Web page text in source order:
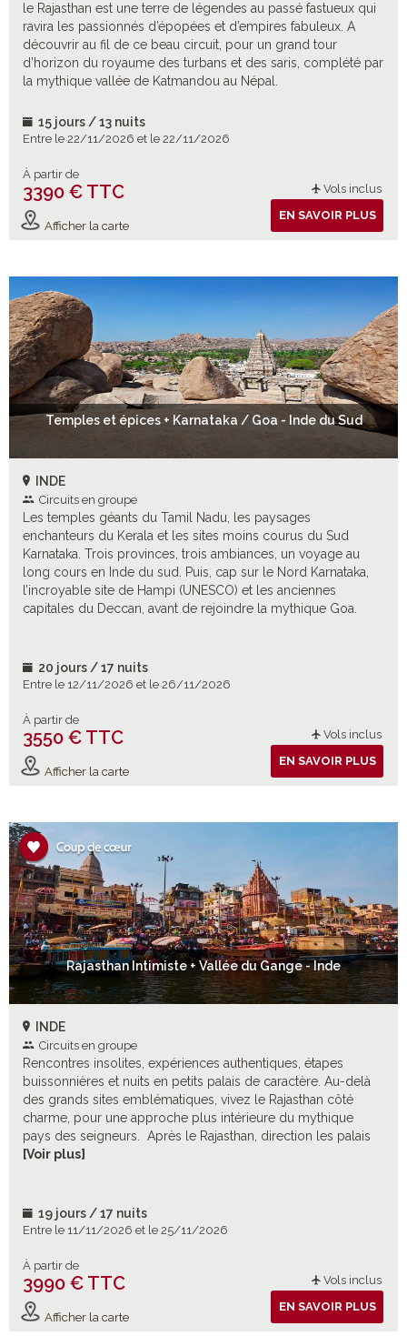
le Rajasthan est une terre de légendes au passé fastueux qui
ravira les passionnés d’épopées et d’empires fabuleux. A
découvrir au fil de ce beau circuit, pour un grand tour
d’horizon du royaume des turbans et des saris, complété par
la mythique vallée de Katmandou au Népal.
15 jours / 13 nuits
Entre le 22/11/2026 et le 22/11/2026
À partir de
3390 € TTC Vols inclus
Afficher la carte
EN SAVOIR PLUS
Temples et épices + Karnataka / Goa - Inde du Sud
INDE
Circuits en groupe
Les temples géants du Tamil Nadu, les paysages
enchanteurs du Kerala et les sites moins courus du Sud
Karnataka. Trois provinces, trois ambiances, un voyage au
long cours en Inde du sud. Puis, cap sur le Nord Karnataka,
l’incroyable site de Hampi (UNESCO) et les anciennes
capitales du Deccan, avant de rejoindre la mythique Goa.
20 jours / 17 nuits
Entre le 12/11/2026 et le 26/11/2026
À partir de
3550 € TTC Vols inclus
Afficher la carte
EN SAVOIR PLUS
Rajasthan Intimiste + Vallée du Gange - Inde
INDE
Circuits en groupe
Rencontres insolites, expériences authentiques, étapes
buissonnières et nuits en petits palais de caractère. Au-delà
des grands sites emblématiques, vivez le Rajasthan côté
charme, pour une approche plus intérieure du mythique
pays des seigneurs. Après le Rajasthan, direction les palais
oubliés de Gwalior et d’Orchha, puis les splendides temples
de Shiva sur les rives sacrées du Gange.
[Voir plus]
19 jours / 17 nuits
Entre le 11/11/2026 et le 25/11/2026
À partir de
3990 € TTC Vols inclus
Afficher la carte
EN SAVOIR PLUS